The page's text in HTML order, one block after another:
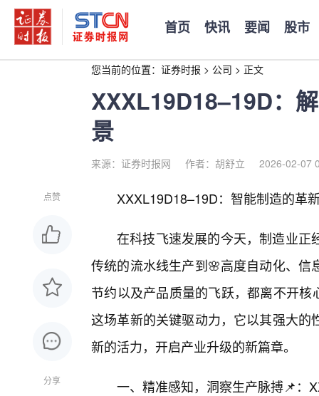
首页 快讯 要闻 股市
您当前的位置： 证券时报 > 公司 > 正文
XXXL19D18–19D：
景
来源：证券时报网 作者：胡舒立 2026-02-07
点赞
分享
XXXL19D18–19D：智能制造的革
在科技飞速发展的今天，制造业正
传统的流水线生产到🌸高度自动化、
节约以及产品质量的飞跃，都离不开
这场革新的关键驱动力，它以其强大
新的活力，开启产业升级的新篇章。
一、精准感知，洞察生产脉搏📌：